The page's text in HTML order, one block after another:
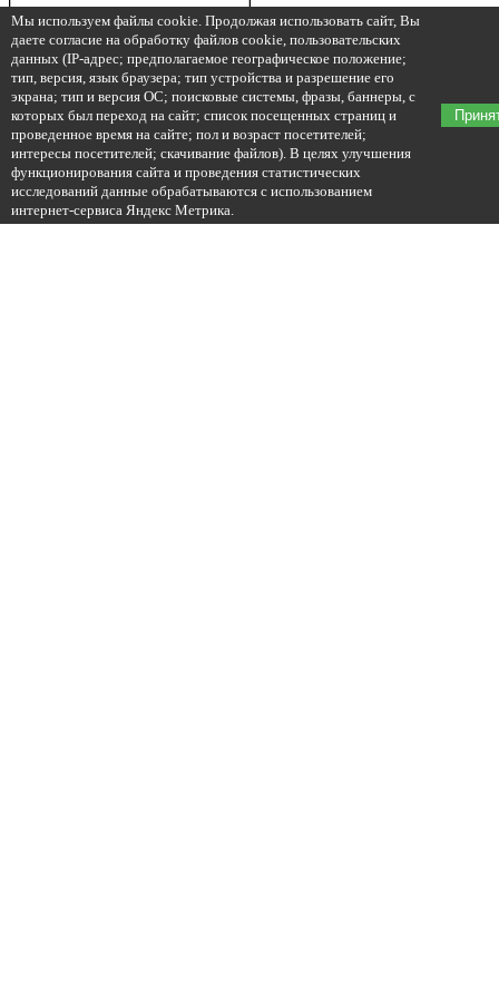
Мы используем файлы cookie. Продолжая использовать сайт, Вы
даете согласие на обработку файлов cookie, пользовательских
данных (IP-адрес; предполагаемое географическое положение;
тип, версия, язык браузера; тип устройства и разрешение его
экрана; тип и версия ОС; поисковые системы, фразы, баннеры, с
которых был переход на сайт; список посещенных страниц и
проведенное время на сайте; пол и возраст посетителей;
интересы посетителей; скачивание файлов). В целях улучшения
функционирования сайта и проведения статистических
исследований данные обрабатываются с использованием
интернет-сервиса Яндекс Метрика.